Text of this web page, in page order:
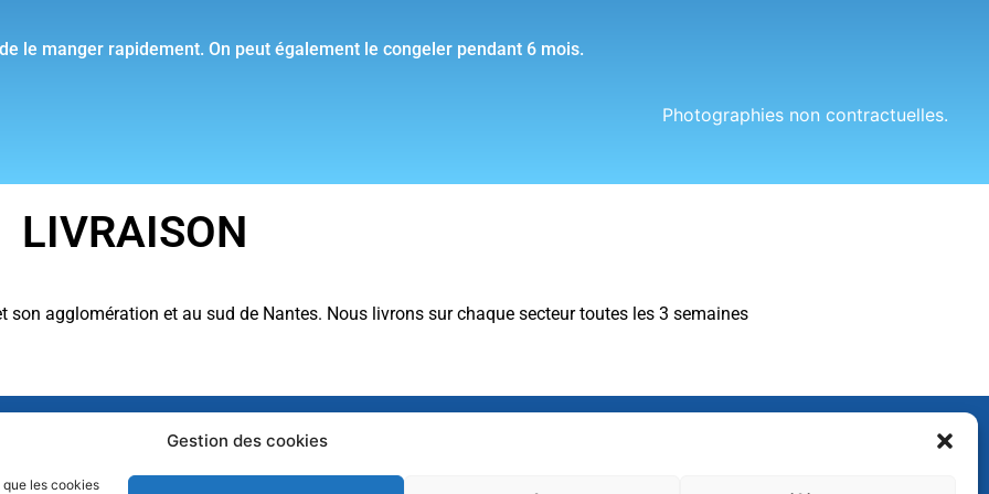
Gestion des cookies
les cookies
le manger rapidement. On peut également le congeler pendant 6 mois.
Photographies non contractuelles.
LIVRAISON
agglomération et au sud de Nantes. Nous livrons sur chaque secteur toutes les 3 semaines
Livraison
chaque mois